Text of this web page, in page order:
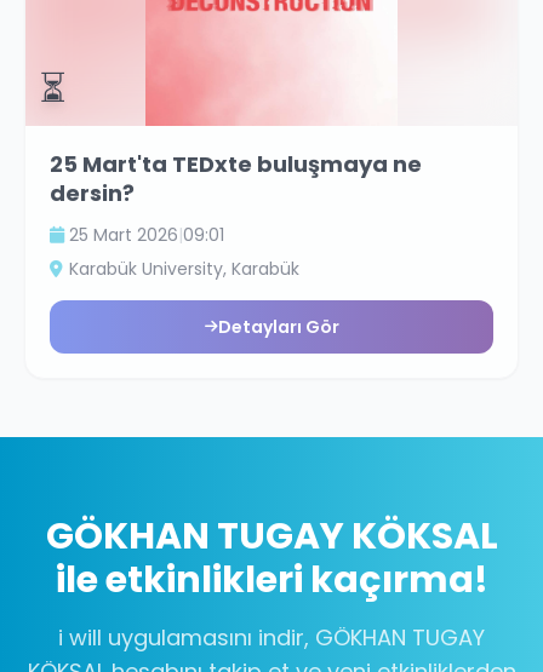
⏳
25 Mart'ta TEDxte buluşmaya ne
dersin?
25 Mart 2026|09:01
Karabük University, Karabük
Detayları Gör
GÖKHAN TUGAY KÖKSAL
ile etkinlikleri kaçırma!
i will uygulamasını indir, GÖKHAN TUGAY